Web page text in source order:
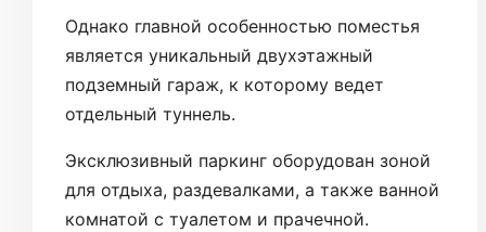
Однако главной особенностью поместья
является уникальный двухэтажный
подземный гараж, к которому ведет
отдельный туннель.
Эксклюзивный паркинг оборудован зоной
для отдыха, раздевалками, а также ванной
комнатой с туалетом и прачечной.